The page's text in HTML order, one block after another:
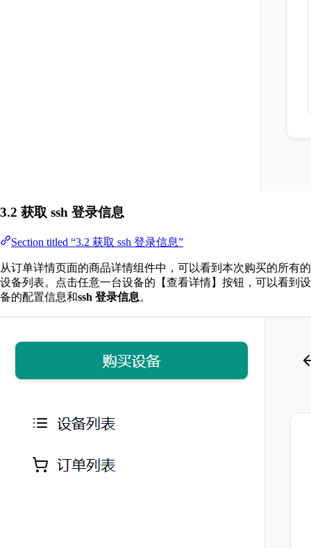
3.2 获取 ssh 登录信息
Section titled “3.2 获取 ssh 登录信息”
从订单详情页面的商品详情组件中，可以看到本次购买的所有的
设备列表。点击任意一台设备的【查看详情】按钮，可以看到设
备的配置信息和ssh 登录信息。